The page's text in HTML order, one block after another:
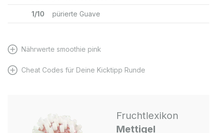
1/10 pürierte Guave
Nährwerte smoothie pink
Cheat Codes für Deine Kicktipp Runde
Fruchtlexikon
Mettigel